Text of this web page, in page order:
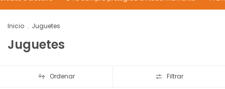
Inicio . Juguetes
Juguetes
Ordenar Filtrar